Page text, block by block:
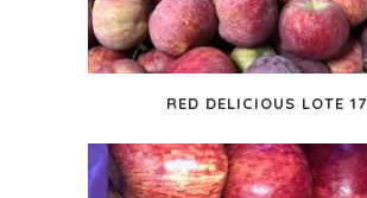
RED DELICIOUS LOTE 17